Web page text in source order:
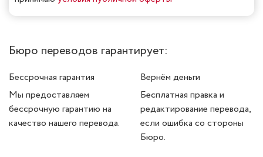
Бюро переводов гарантирует:
Бессрочная гарантия
Мы предоставляем
бессрочную гарантию на
качество нашего перевода.
Вернём деньги
Бесплатная правка и
редактирование перевода,
если ошибка со стороны
Бюро.